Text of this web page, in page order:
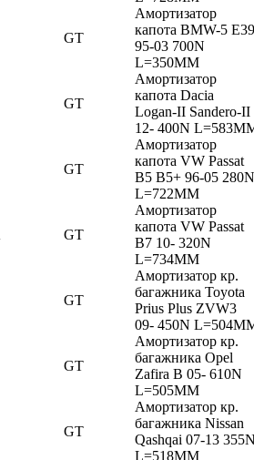
GT
Амортизатор
капота BMW-5 E39
95-03 700N
L=350MM
GT
Амортизатор
капота Dacia
Logan-II Sandero-II
12- 400N
GT
Амортизатор
капота VW Passat
B5 B5+ 96-05 280N
L=722MM
GT
Амортизатор
капота VW Passat
B7 10- 320N
L=734MM
GT
Амортизатор кр.
багажника Toyota
Prius Plus ZVW3
09- 450N
GT
Амортизатор кр.
багажника Opel
Zafira B 05- 610N
L=505MM
GT
Амортизатор кр.
багажника Nissan
Qashqai 07-13
L=518MM